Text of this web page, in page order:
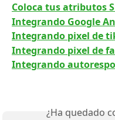
Coloca tus atributos
Integrando Google
Integrando pixel de
Integrando pixel de
Integrando
¿Ha quedado